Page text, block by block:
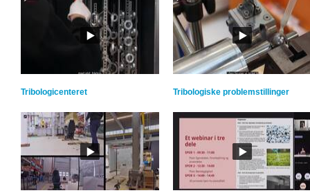
Tribologicenteret Tribologiske problemstillinger